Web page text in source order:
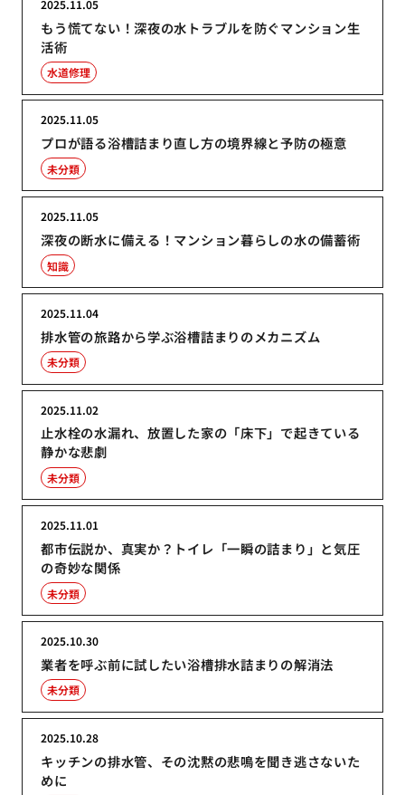
もう慌てない！深夜の水トラブルを防ぐマンション生
活術
2025.11.05
水道修理
プロが語る浴槽詰まり直し方の境界線と予防の極意
2025.11.05
未分類
深夜の断水に備える！マンション暮らしの水の備蓄術
2025.11.05
知識
排水管の旅路から学ぶ浴槽詰まりのメカニズム
2025.11.04
未分類
止水栓の水漏れ、放置した家の「床下」で起きている
静かな悲劇
2025.11.02
未分類
都市伝説か、真実か？トイレ「一瞬の詰まり」と気圧
の奇妙な関係
2025.11.01
未分類
業者を呼ぶ前に試したい浴槽排水詰まりの解消法
2025.10.30
未分類
キッチンの排水管、その沈黙の悲鳴を聞き逃さないた
めに
2025.10.28